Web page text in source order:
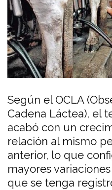
Según el OCLA
Cadena Láctea), el
acabó con un
relación al mismo
anterior, lo que
mayores
que se tenga